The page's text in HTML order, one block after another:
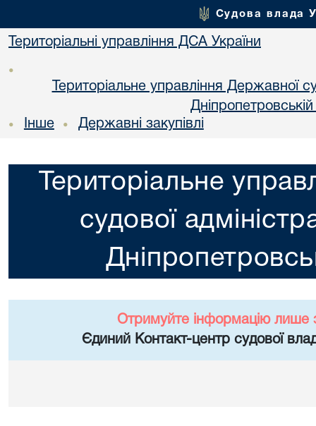
Судова влада
Територіальні управління ДСА України
•
Територіальне управління Державної
• Інше • Державні закупівлі
Територіальне
судової
Отримуйте інформацію лише
Єдиний Контакт-центр судової